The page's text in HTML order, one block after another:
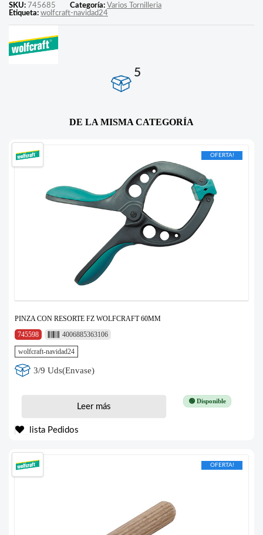
SKU: 745685 Categoría: Varios Tornilleria
Etiqueta: wolfcraft-navidad24
5
DE LA MISMA CATEGORÍA
OFERTA!
PINZA CON RESORTE FZ WOLFCRAFT 60MM
745598
4006885363106
wolfcraft-navidad24
3/9 Uds(Envase)
🟢 Disponible
Leer más
lista Pedidos
OFERTA!